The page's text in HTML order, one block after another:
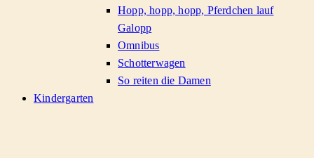
Hopp, hopp, hopp, Pferdchen lauf
Galopp
Omnibus
Schotterwagen
So reiten die Damen
Kindergarten